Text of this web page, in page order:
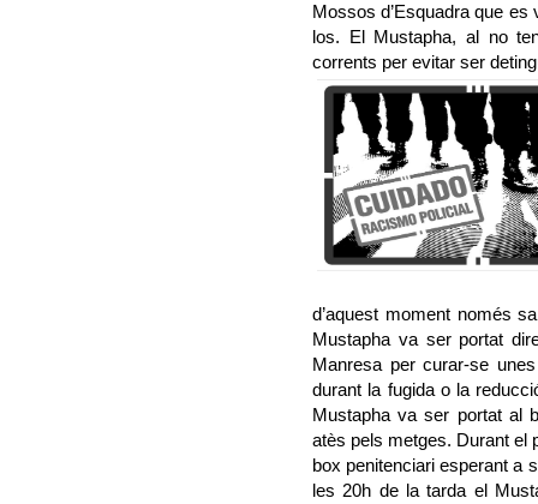
Mossos d’Esquadra que es
los. El Mustapha, al no
corrents per evitar ser
d’aquest moment només
Mustapha va ser portat
Manresa per curar-se
durant la fugida o la
Mustapha va ser portat al
atès pels metges. Durant el
box penitenciari esperant a
les 20h de la tarda el